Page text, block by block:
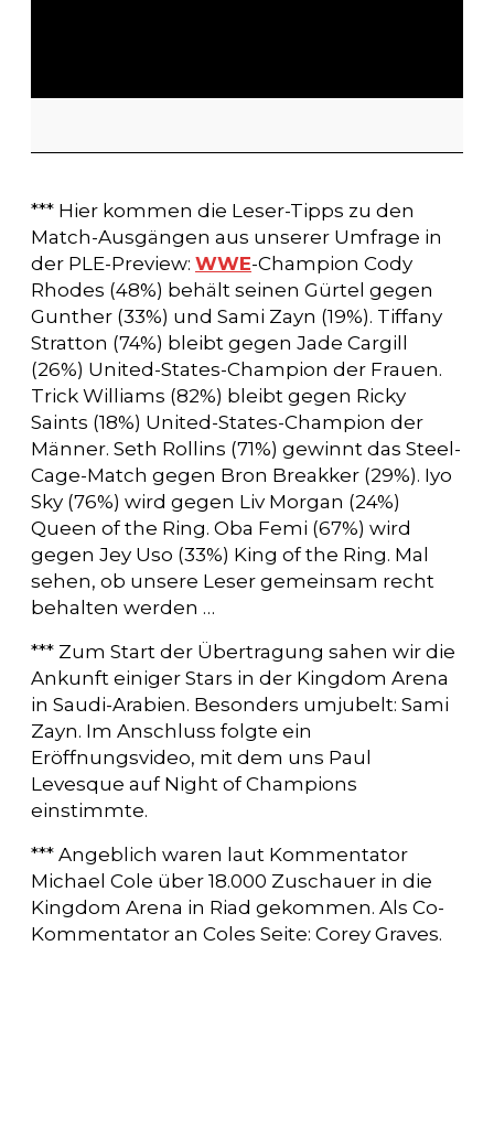
*** Hier kommen die Leser-Tipps zu den
Match-Ausgängen aus unserer Umfrage in
der PLE-Preview: WWE-Champion Cody
Rhodes (48%) behält seinen Gürtel gegen
Gunther (33%) und Sami Zayn (19%). Tiffany
Stratton (74%) bleibt gegen Jade Cargill
(26%) United-States-Champion der Frauen.
Trick Williams (82%) bleibt gegen Ricky
Saints (18%) United-States-Champion der
Männer. Seth Rollins (71%) gewinnt das Steel-
Cage-Match gegen Bron Breakker (29%). Iyo
Sky (76%) wird gegen Liv Morgan (24%)
Queen of the Ring. Oba Femi (67%) wird
gegen Jey Uso (33%) King of the Ring. Mal
sehen, ob unsere Leser gemeinsam recht
behalten werden …
*** Zum Start der Übertragung sahen wir die
Ankunft einiger Stars in der Kingdom Arena
in Saudi-Arabien. Besonders umjubelt: Sami
Zayn. Im Anschluss folgte ein
Eröffnungsvideo, mit dem uns Paul
Levesque auf Night of Champions
einstimmte.
*** Angeblich waren laut Kommentator
Michael Cole über 18.000 Zuschauer in die
Kingdom Arena in Riad gekommen. Als Co-
Kommentator an Coles Seite: Corey Graves.